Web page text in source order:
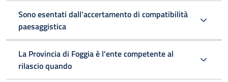
Sono esentati dall'accertamento di compatibilità
paesaggistica
La Provincia di Foggia è l'ente competente al
rilascio quando